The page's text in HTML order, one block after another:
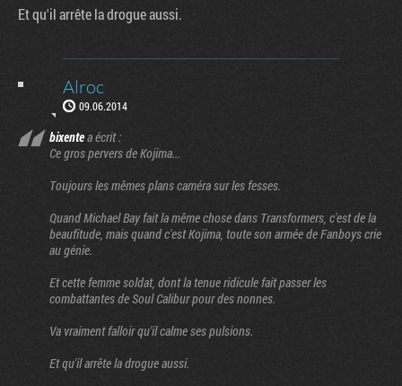
Et qu'il arrête la drogue aussi.
Alroc
09.06.2014
bixentea écrit :
Ce gros pervers de Kojima...
Toujours les mêmes plans caméra sur les fesses.
Quand Michael Bay fait la même chose dans Transformers, c'est de la
beaufitude, mais quand c'est Kojima, toute son armée de Fanboys crie
au génie.
Et cette femme soldat, dont la tenue ridicule fait passer les
combattantes de Soul Calibur pour des nonnes.
Va vraiment falloir qu'il calme ses pulsions.
Et qu'il arrête la drogue aussi.